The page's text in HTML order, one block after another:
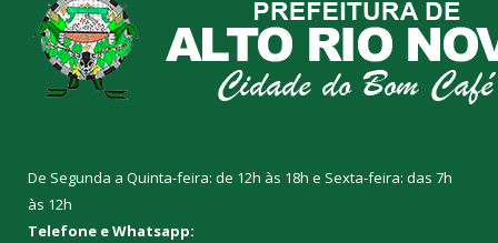
De Segunda a Quinta-feira: de 12h às 18h e Sexta-feira: das 7h
às 12h
Telefone e Whatsapp: